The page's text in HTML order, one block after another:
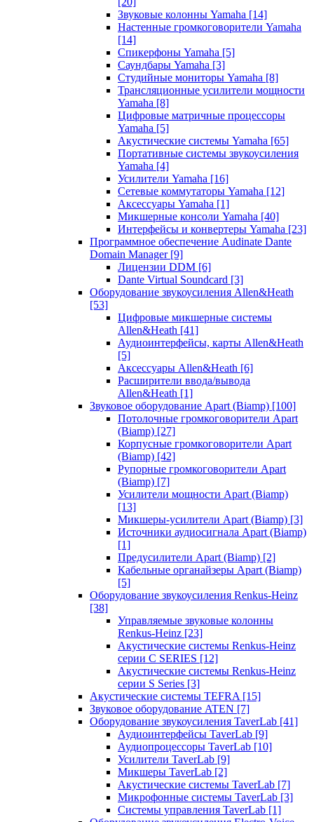
Звуковые колонны Yamaha [14]
Настенные громкоговорители Yamaha
[14]
Спикерфоны Yamaha [5]
Саундбары Yamaha [3]
Студийные мониторы Yamaha [8]
Трансляционные усилители мощности
Yamaha [8]
Цифровые матричные процессоры
Yamaha [5]
Акустические системы Yamaha [65]
Портативные системы звукоусиления
Yamaha [4]
Усилители Yamaha [16]
Сетевые коммутаторы Yamaha [12]
Аксессуары Yamaha [1]
Микшерные консоли Yamaha [40]
Интерфейсы и конвертеры Yamaha [23]
Программное обеспечение Audinate Dante
Domain Manager [9]
Лицензии DDM [6]
Dante Virtual Soundcard [3]
Оборудование звукоусиления Allen&Heath
[53]
Цифровые микшерные системы
Allen&Heath [41]
Аудиоинтерфейсы, карты Allen&Heath
[5]
Аксессуары Allen&Heath [6]
Расширители ввода/вывода
Allen&Heath [1]
Звуковое оборудование Apart (Biamp) [100]
Потолочные громкоговорители Apart
(Biamp) [27]
Корпусные громкоговорители Apart
(Biamp) [42]
Рупорные громкоговорители Apart
(Biamp) [7]
Усилители мощности Apart (Biamp)
[13]
Микшеры-усилители Apart (Biamp) [3]
Источники аудиосигнала Apart (Biamp)
[1]
Предусилители Apart (Biamp) [2]
Кабельные органайзеры Apart (Biamp)
[5]
Оборудование звукоусиления Renkus-Heinz
[38]
Управляемые звуковые колонны
Renkus-Heinz [23]
Акустические системы Renkus-Heinz
серии C SERIES [12]
Акустические системы Renkus-Heinz
серии S Series [3]
Акустические системы TEFRA [15]
Звуковое оборудование ATEN [7]
Оборудование звукоусиления TaverLab [41]
Аудиоинтерфейсы TaverLab [9]
Аудиопроцессоры TaverLab [10]
Усилители TaverLab [9]
Микшеры TaverLab [2]
Акустические системы TaverLab [7]
Микрофонные системы TaverLab [3]
Системы управления TaverLab [1]